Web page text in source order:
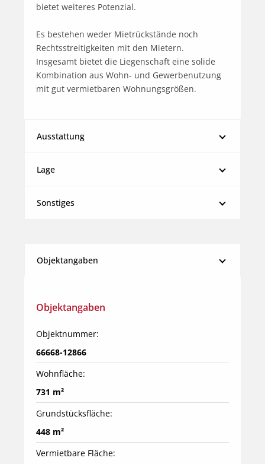
bietet weiteres Potenzial.
Es bestehen weder Mietrückstände noch
Rechtsstreitigkeiten mit den Mietern.
Insgesamt bietet die Liegenschaft eine solide
Kombination aus Wohn- und Gewerbenutzung
mit gut vermietbaren Wohnungsgrößen.
Ausstattung
Lage
Sonstiges
Objektangaben
Objektangaben
Objektnummer:
66668-12866
Wohnfläche:
731 m²
Grundstücksfläche:
448 m²
Vermietbare Fläche: